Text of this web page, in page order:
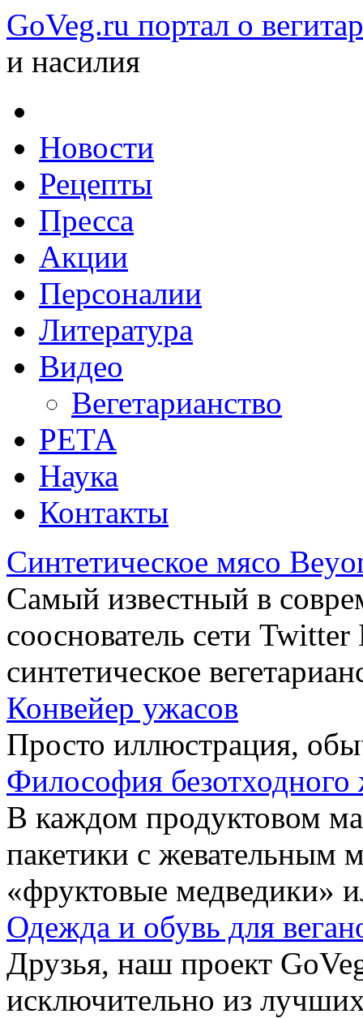
GoVeg.ru портал о
и насилия
Новости
Рецепты
Пресса
Акции
Персоналии
Литература
Видео
Вегетарианство
РЕТА
Наука
Контакты
Синтетическое мясо
Самый известный в
сооснователь сети
синтетическое
Конвейер ужасов
Просто иллюстрация,
Философия безотходного
В каждом продуктовом
пакетики с жевательным
«фруктовые медведики»
Одежда и обувь для
Друзья, наш проект
исключительно из